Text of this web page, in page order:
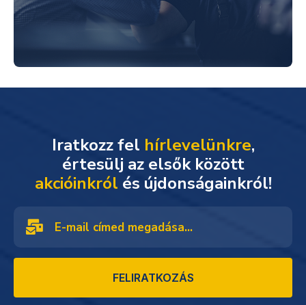
Iratkozz fel hírlevelünkre,
értesülj az elsők között
akcióinkról és újdonságainkról!
FELIRATKOZÁS